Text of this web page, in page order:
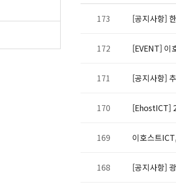
173 [공지사항]
172 [EVENT] 이
171 [공지사항]
170 [EhostICT]
169 이호스트
168 [공지사항]